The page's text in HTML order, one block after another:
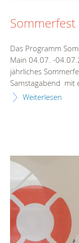
Sommerfest
Das Programm
Main 04.07. -
jährliches
Samstagabend mit
Weiterlesen